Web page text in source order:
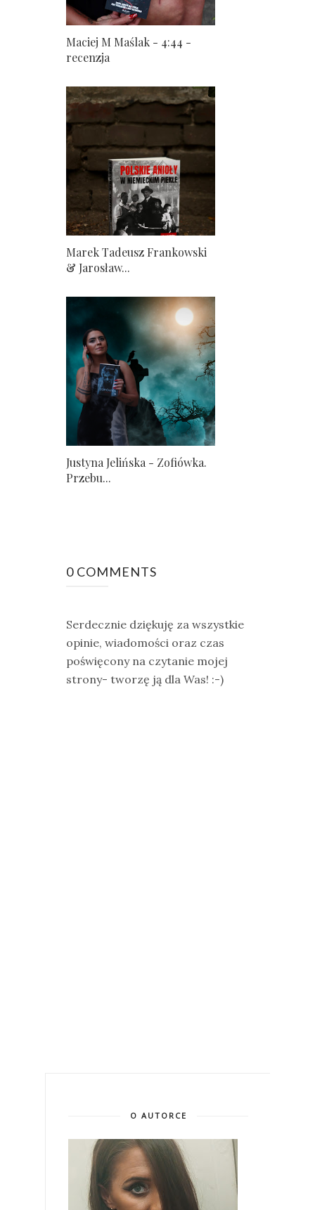
Maciej M Maślak - 4:44 -
recenzja
Marek Tadeusz Frankowski
& Jarosław...
Justyna Jelińska - Zofiówka.
Przebu...
0 COMMENTS
Serdecznie dziękuję za wszystkie
opinie, wiadomości oraz czas
poświęcony na czytanie mojej
strony- tworzę ją dla Was! :-)
O AUTORCE